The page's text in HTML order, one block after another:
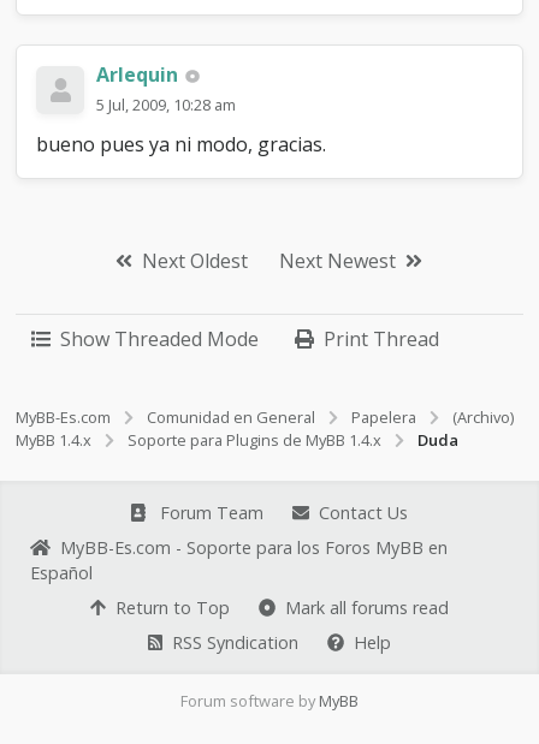
Arlequin
5 Jul, 2009, 10:28 am
bueno pues ya ni modo, gracias.
Next Oldest Next Newest
Show Threaded Mode Print Thread
MyBB-Es.com Comunidad en General Papelera
(Archivo)
MyBB 1.4.x
Soporte para Plugins de MyBB 1.4.x Duda
Forum Team
Contact Us
MyBB-Es.com - Soporte para los Foros MyBB en
Español
Return to Top
Mark all forums read
RSS Syndication
Help
Forum software by MyBB